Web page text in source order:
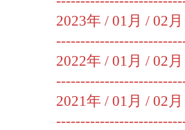
2023年 / 01月 / 02月
2022年 / 01月 / 02月
2021年 / 01月 / 02月